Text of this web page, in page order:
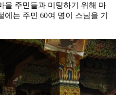
을 주민들과 미팅하기 위해 마
는 주민 60여 명이 스님을 기